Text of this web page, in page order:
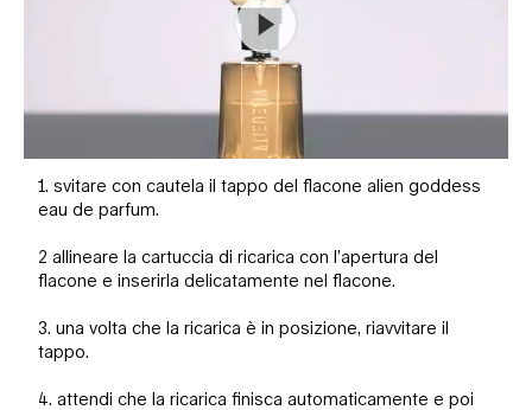
1. svitare con cautela il tappo del flacone alien goddess
eau de parfum.
2 allineare la cartuccia di ricarica con l’apertura del
flacone e inserirla delicatamente nel flacone.
3. una volta che la ricarica è in posizione, riavvitare il
tappo.
4. attendi che la ricarica finisca automaticamente e poi